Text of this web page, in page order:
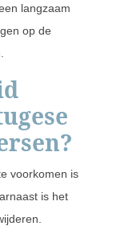
langzaam
op de
voorkomen is
is het